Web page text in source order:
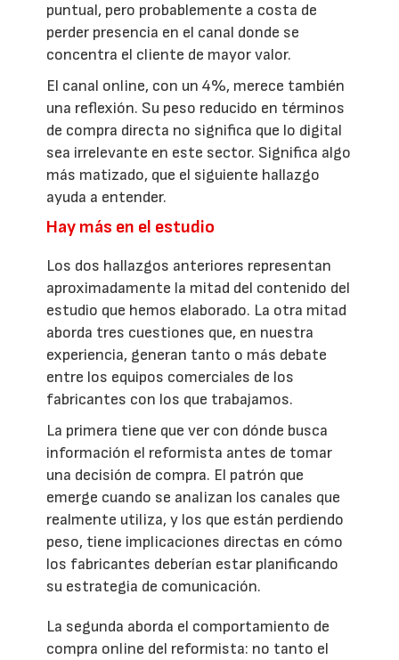
puntual, pero probablemente a costa de
perder presencia en el canal donde se
concentra el cliente de mayor valor.
El canal online, con un 4%, merece también
una reflexión. Su peso reducido en términos
de compra directa no significa que lo digital
sea irrelevante en este sector. Significa algo
más matizado, que el siguiente hallazgo
ayuda a entender.
Hay más en el estudio
Los dos hallazgos anteriores representan
aproximadamente la mitad del contenido del
estudio que hemos elaborado. La otra mitad
aborda tres cuestiones que, en nuestra
experiencia, generan tanto o más debate
entre los equipos comerciales de los
fabricantes con los que trabajamos.
La primera tiene que ver con dónde busca
información el reformista antes de tomar
una decisión de compra. El patrón que
emerge cuando se analizan los canales que
realmente utiliza, y los que están perdiendo
peso, tiene implicaciones directas en cómo
los fabricantes deberían estar planificando
su estrategia de comunicación.
La segunda aborda el comportamiento de
compra online del reformista: no tanto el